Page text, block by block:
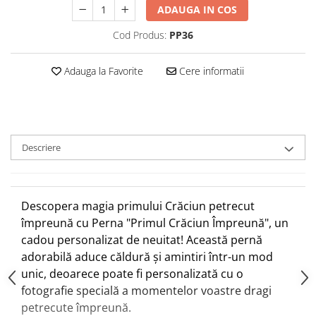
ADAUGA IN COS
Cod Produs: PP36
Adauga la Favorite Cere informatii
Descriere
Descopera magia primului Crăciun petrecut
împreună cu Perna "Primul Crăciun Împreună", un
cadou personalizat de neuitat! Această pernă
adorabilă aduce căldură și amintiri într-un mod
unic, deoarece poate fi personalizată cu o
fotografie specială a momentelor voastre dragi
petrecute împreună.